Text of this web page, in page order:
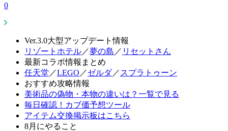
0
Ver.3.0大型アップデート情報
リゾートホテル／夢の島 ／ リセットさん
最新コラボ情報まとめ
任天堂 ／LEGO ／ゼルダ／ スプラトゥーン
おすすめ攻略情報
美術品の偽物・本物の違いは？一覧で見る
毎日確認！カブ価予想ツール
アイテム交換掲示板はこちら
8月にやること